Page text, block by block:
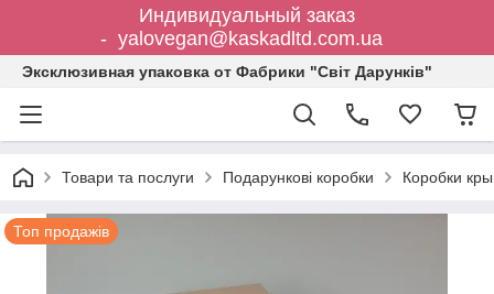
Индивидуальный заказ
- yalovegan@kaskadltd.com.ua
Эксклюзивная упаковка от Фабрики "Світ Дарунків"
Товари та послуги Подарункові коробки Коробки
Топ продажів